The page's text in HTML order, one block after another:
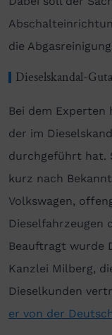
die
Dieselskandal-
Bei dem Experten
der im
durchgeführt hat.
kurz nach
Volkswagen,
Dieselfahrzeugen
Beauftragt wurde
Kanzlei Milberg,
Dieselkunden
er von der